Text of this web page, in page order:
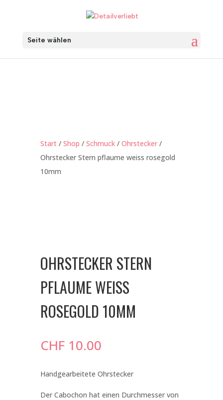
Seite wählen
Start/ Shop / Schmuck/ Ohrstecker/
Ohrstecker Stern pflaume weiss rosegold
10mm
OHRSTECKER STERN
PFLAUME WEISS
ROSEGOLD 10MM
CHF10.00
Handgearbeitete Ohrstecker
Der Cabochon hat einen Durchmesser von